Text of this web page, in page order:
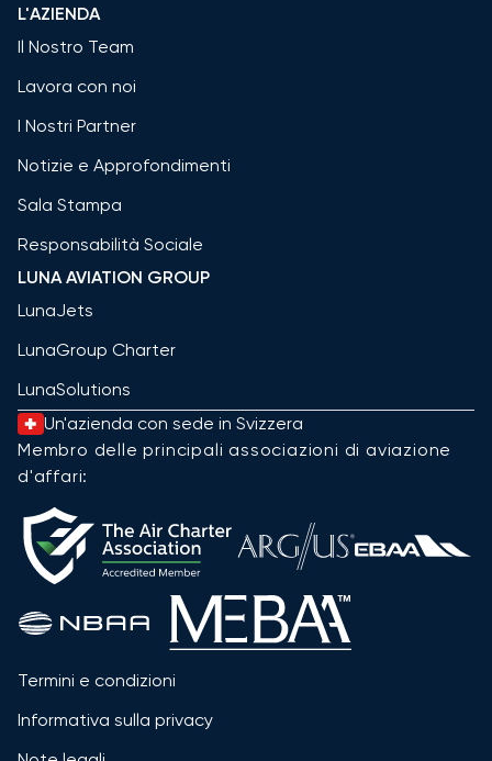
L'AZIENDA
Il Nostro Team
Lavora con noi
I Nostri Partner
Notizie e Approfondimenti
Sala Stampa
Responsabilità Sociale
LUNA AVIATION GROUP
LunaJets
LunaGroup Charter
LunaSolutions
Un'azienda con sede in Svizzera
Membro delle principali associazioni di aviazione
d'affari:
Termini e condizioni
Informativa sulla privacy